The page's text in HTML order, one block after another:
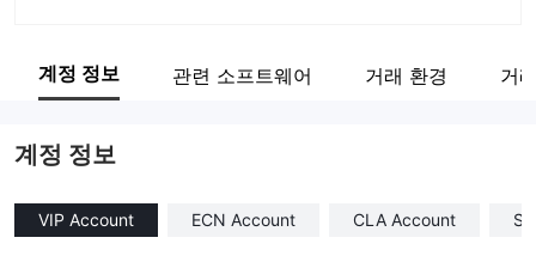
기업 직원
계정 정보 관련 소프트웨어 거래 환경 거
계정 정보
VIP Account ECN Account CLA Account